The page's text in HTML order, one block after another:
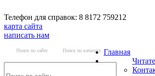
Телефон для справок: 8 8172 759212
карта сайта
написать нам
Поиск по сайту Поиск по каталогу Главная